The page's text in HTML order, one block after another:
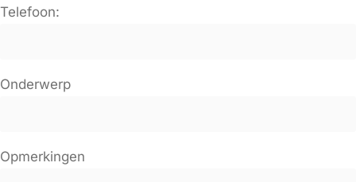
Telefoon:
Onderwerp
Opmerkingen